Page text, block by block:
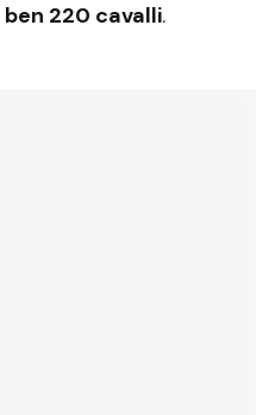
ben 220 cavalli.